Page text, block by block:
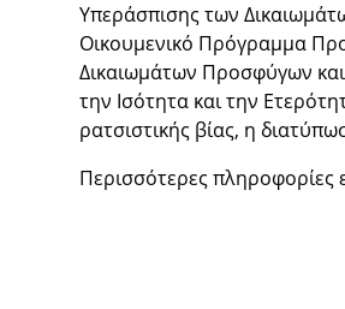
Υπεράσπισης των
Οικουμενικό Πρόγραμμα
Δικαιωμάτων Προσφύγων
την Ισότητα και την
ρατσιστικής βίας, η
Περισσότερες πληροφορίες